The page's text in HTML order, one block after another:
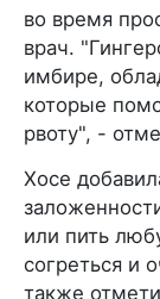
во время
врач.
имбире,
которые
рвоту", -
Хосе
или пить
согреться и
также